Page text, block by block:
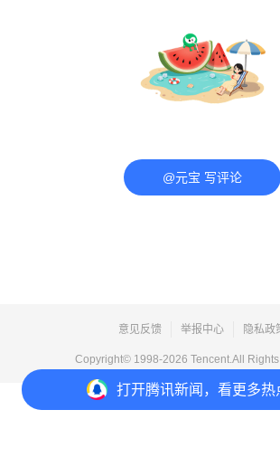
打开腾讯新闻，看更多热
@元宝 写评论
意见反馈 举报中心 隐私政
Copyright© 1998-2026 Tencent.All